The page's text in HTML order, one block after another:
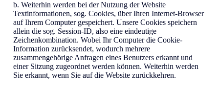
b. Weiterhin werden bei der Nutzung der Website
Textinformationen, sog. Cookies, über Ihren Internet-Browser
auf Ihrem Computer gespeichert. Unsere Cookies speichern
allein die sog. Session-ID, also eine eindeutige
Zeichenkombination. Wobei Ihr Computer die Cookie-
Information zurücksendet, wodurch mehrere
zusammengehörige Anfragen eines Benutzers erkannt und
einer Sitzung zugeordnet werden können. Weiterhin werden
Sie erkannt, wenn Sie auf die Website zurückkehren.